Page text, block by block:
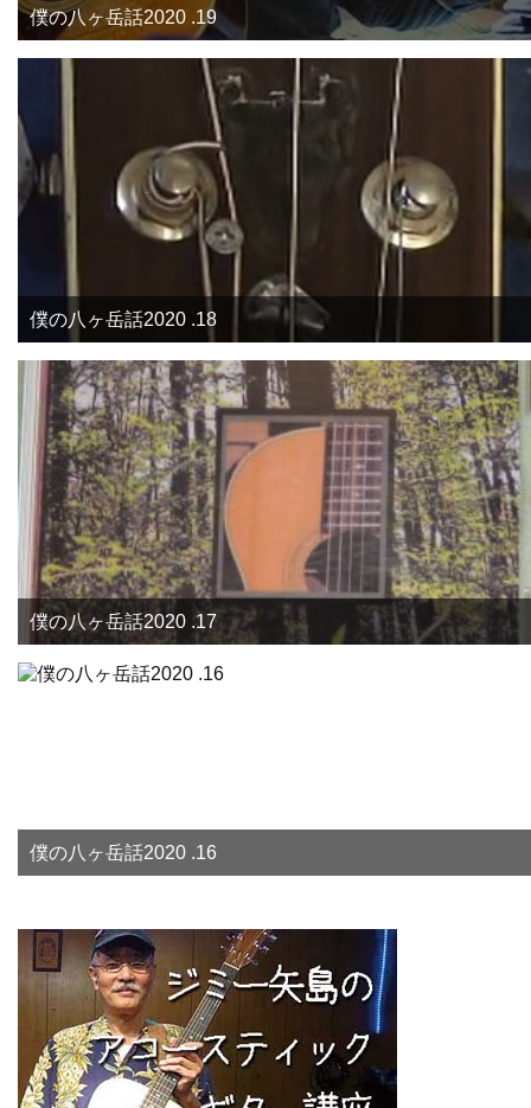
僕の八ヶ岳話2020 .19
僕の八ヶ岳話2020 .18
僕の八ヶ岳話2020 .17
僕の八ヶ岳話2020 .16